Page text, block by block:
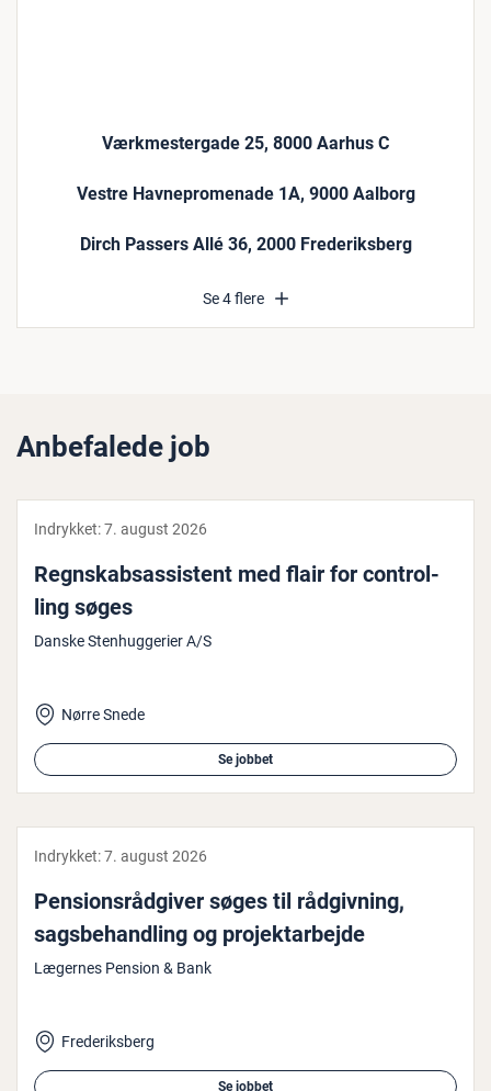
Værkmestergade 25, 8000 Aarhus C
Vestre Havnepromenade 1A, 9000 Aalborg
Dirch Passers Allé 36, 2000 Frederiksberg
Se 4 flere
Anbefalede job
Indrykket:7. august 2026
Regn­skabsas­si­stent med flair for con­trol­
ling søges
Danske Stenhuggerier A/S
Nørre Snede
Se jobbet
Indrykket:7. august 2026
Pen­sions­rå­d­gi­ver søges til rå­d­giv­ning,
sags­be­hand­ling og pro­jekt­ar­bej­de
Lægernes Pension & Bank
Frederiksberg
Se jobbet